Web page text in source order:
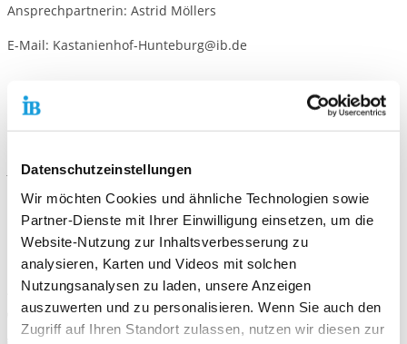
Datenschutzeinstellungen
Wir möchten Cookies und ähnliche Technologien sowie
Partner-Dienste mit Ihrer Einwilligung einsetzen, um die
Website-Nutzung zur Inhaltsverbesserung zu
analysieren, Karten und Videos mit solchen
Nutzungsanalysen zu laden, unsere Anzeigen
auszuwerten und zu personalisieren. Wenn Sie auch den
Zugriff auf Ihren Standort zulassen, nutzen wir diesen zur
Ansprechpartnerin: Astrid Möllers
E-Mail: Kastanienhof-Hunteburg@ib.de
Kontaktiere uns!
E-Mail schreiben
Standort
Freiwilligendienste Osnabrück
Möserstraße 35a
49074 Osnabrück
Telefonnummer
0541 35895-52